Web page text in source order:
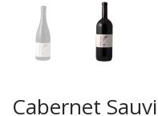
Cabernet